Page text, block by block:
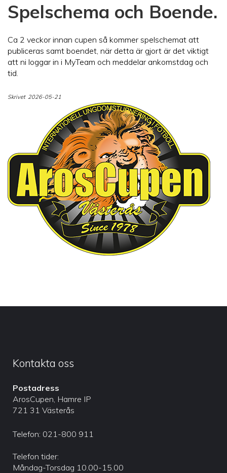
Spelschema och Boende.
Ca 2 veckor innan cupen så kommer spelschemat att
publiceras samt boendet, när detta är gjort är det viktigt
att ni loggar in i MyTeam och meddelar ankomstdag och
tid.
Skrivet 2026-05-21
Kontakta oss
Postadress
ArosCupen, Hamre IP
721 31 Västerås
Telefon: 021-800 911
Telefon tider:
Måndag-Torsdag 10.00-15.00